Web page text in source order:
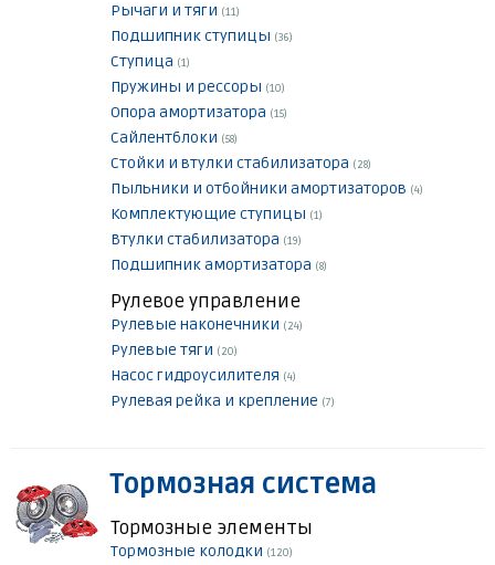
Рычаги и тяги (11)
Подшипник ступицы (36)
Ступица (1)
Пружины и рессоры (10)
Опора амортизатора (15)
Сайлентблоки (58)
Стойки и втулки стабилизатора (28)
Пыльники и отбойники амортизаторов (4)
Комплектующие ступицы (1)
Втулки стабилизатора (19)
Подшипник амортизатора (8)
Рулевое управление
Рулевые наконечники (24)
Рулевые тяги (20)
Насос гидроусилителя (4)
Рулевая рейка и крепление (7)
Тормозная система
Тормозные элементы
Тормозные колодки (120)